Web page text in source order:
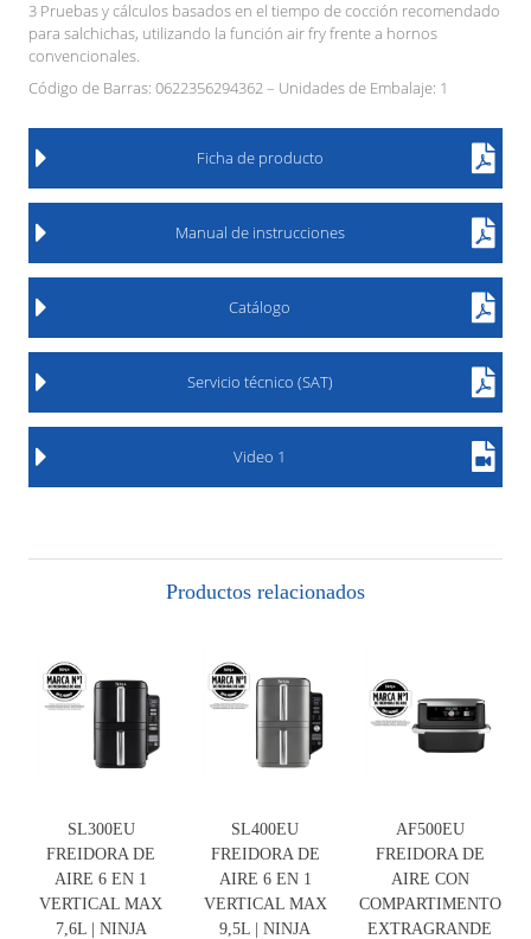
3 Pruebas y cálculos basados en el tiempo de cocción recomendado
para salchichas, utilizando la función air fry frente a hornos
convencionales.
Código de Barras: 0622356294362 – Unidades de Embalaje: 1
Ficha de producto
Manual de instrucciones
Catálogo
Servicio técnico (SAT)
Video 1
Productos relacionados
SL300EU
FREIDORA DE
AIRE 6 EN 1
VERTICAL MAX
7,6L | NINJA
SL400EU
FREIDORA DE
AIRE 6 EN 1
VERTICAL MAX
9,5L | NINJA
AF500EU
FREIDORA DE
AIRE CON
COMPARTIMENTO
EXTRAGRANDE